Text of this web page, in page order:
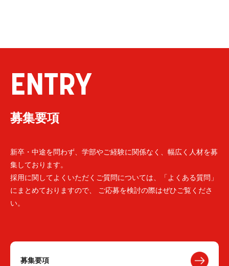
ENTRY
募集要項
新卒・中途を問わず、学部やご経験に関係なく、幅広く人材を募
集しております。
採用に関してよくいただくご質問については、「よくある質問」
にまとめておりますので、 ご応募を検討の際はぜひご覧くださ
い。
募集要項